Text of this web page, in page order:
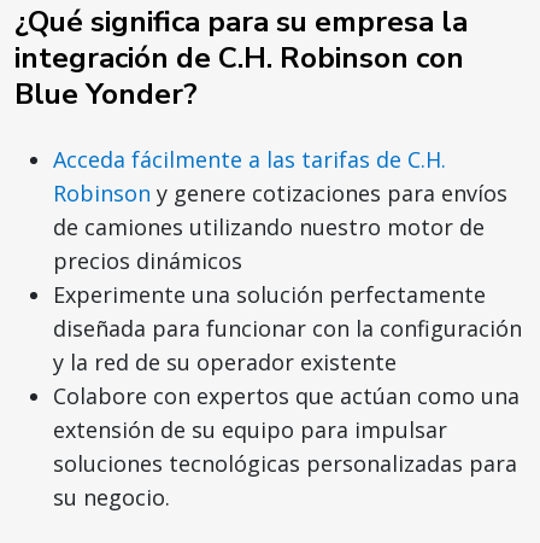
¿Qué significa para su empresa la
integración de C.H. Robinson con
Blue Yonder?
Acceda fácilmente a las tarifas de C.H.
Robinson y genere cotizaciones para envíos
de camiones utilizando nuestro motor de
precios dinámicos
Experimente una solución perfectamente
diseñada para funcionar con la configuración
y la red de su operador existente
Colabore con expertos que actúan como una
extensión de su equipo para impulsar
soluciones tecnológicas personalizadas para
su negocio.